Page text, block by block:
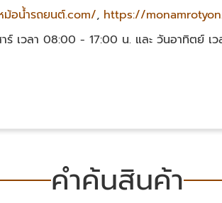
อน้ํารถยนต์.com/, https://
ร์ เวลา 08:00 - 17:00 น. และ วันอาทิตย์ เ
คำค้นสินค้า